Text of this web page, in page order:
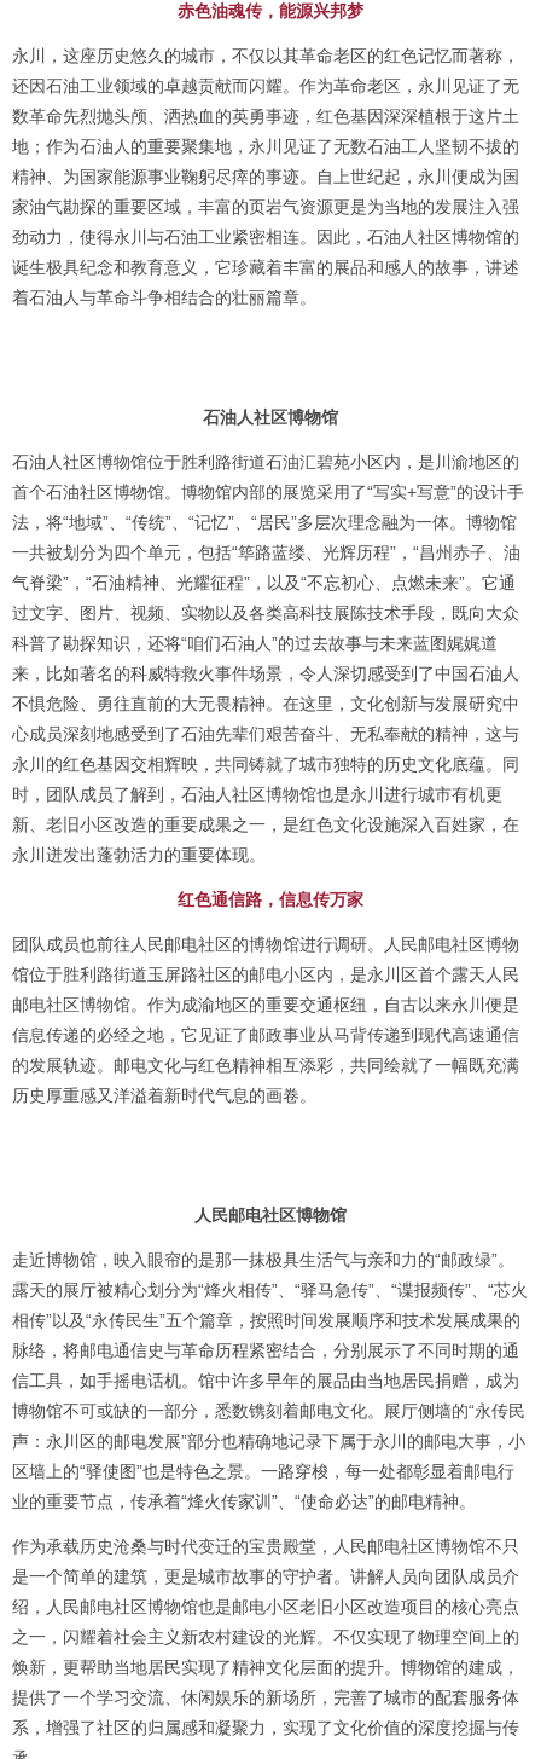
赤色油魂传，能源兴邦梦
永川，这座历史悠久的城市，不仅以其革命老区的红色记忆而著称，
还因石油工业领域的卓越贡献而闪耀。作为革命老区，永川见证了无
数革命先烈抛头颅、洒热血的英勇事迹，红色基因深深植根于这片土
地；作为石油人的重要聚集地，永川见证了无数石油工人坚韧不拔的
精神、为国家能源事业鞠躬尽瘁的事迹。自上世纪起，永川便成为国
家油气勘探的重要区域，丰富的页岩气资源更是为当地的发展注入强
劲动力，使得永川与石油工业紧密相连。因此，石油人社区博物馆的
诞生极具纪念和教育意义，它珍藏着丰富的展品和感人的故事，讲述
着石油人与革命斗争相结合的壮丽篇章。
石油人社区博物馆
石油人社区博物馆位于胜利路街道石油汇碧苑小区内，是川渝地区的
首个石油社区博物馆。博物馆内部的展览采用了“写实+写意”的设计手
法，将“地域”、“传统”、“记忆”、“居民”多层次理念融为一体。博物馆
一共被划分为四个单元，包括“筚路蓝缕、光辉历程”，“昌州赤子、油
气脊梁”，“石油精神、光耀征程”，以及“不忘初心、点燃未来”。它通
过文字、图片、视频、实物以及各类高科技展陈技术手段，既向大众
科普了勘探知识，还将“咱们石油人”的过去故事与未来蓝图娓娓道
来，比如著名的科威特救火事件场景，令人深切感受到了中国石油人
不惧危险、勇往直前的大无畏精神。在这里，文化创新与发展研究中
心成员深刻地感受到了石油先辈们艰苦奋斗、无私奉献的精神，这与
永川的红色基因交相辉映，共同铸就了城市独特的历史文化底蕴。同
时，团队成员了解到，石油人社区博物馆也是永川进行城市有机更
新、老旧小区改造的重要成果之一，是红色文化设施深入百姓家，在
永川迸发出蓬勃活力的重要体现。
红色通信路，信息传万家
团队成员也前往人民邮电社区的博物馆进行调研。人民邮电社区博物
馆位于胜利路街道玉屏路社区的邮电小区内，是永川区首个露天人民
邮电社区博物馆。作为成渝地区的重要交通枢纽，自古以来永川便是
信息传递的必经之地，它见证了邮政事业从马背传递到现代高速通信
的发展轨迹。邮电文化与红色精神相互添彩，共同绘就了一幅既充满
历史厚重感又洋溢着新时代气息的画卷。
人民邮电社区博物馆
走近博物馆，映入眼帘的是那一抹极具生活气与亲和力的“邮政绿”。
露天的展厅被精心划分为“烽火相传”、“驿马急传”、“谍报频传”、“芯火
相传”以及“永传民生”五个篇章，按照时间发展顺序和技术发展成果的
脉络，将邮电通信史与革命历程紧密结合，分别展示了不同时期的通
信工具，如手摇电话机。馆中许多早年的展品由当地居民捐赠，成为
博物馆不可或缺的一部分，悉数镌刻着邮电文化。展厅侧墙的“永传民
声：永川区的邮电发展”部分也精确地记录下属于永川的邮电大事，小
区墙上的“驿使图”也是特色之景。一路穿梭，每一处都彰显着邮电行
业的重要节点，传承着“烽火传家训”、“使命必达”的邮电精神。
作为承载历史沧桑与时代变迁的宝贵殿堂，人民邮电社区博物馆不只
是一个简单的建筑，更是城市故事的守护者。讲解人员向团队成员介
绍，人民邮电社区博物馆也是邮电小区老旧小区改造项目的核心亮点
之一，闪耀着社会主义新农村建设的光辉。不仅实现了物理空间上的
焕新，更帮助当地居民实现了精神文化层面的提升。博物馆的建成，
提供了一个学习交流、休闲娱乐的新场所，完善了城市的配套服务体
系，增强了社区的归属感和凝聚力，实现了文化价值的深度挖掘与传